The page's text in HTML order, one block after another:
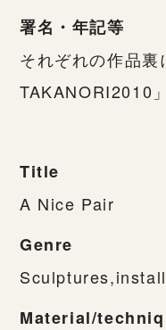
署名・年記等
それぞれの作品
TAKANORI2010」
Title
A Nice Pair
Genre
Material/